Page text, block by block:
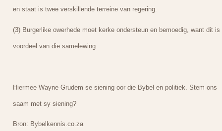
en staat is twee verskillende terreine van regering.
(3) Burgerlike owerhede moet kerke ondersteun en bemoedig, want dit is
voordeel van die samelewing.
Hiermee Wayne Grudem se siening oor die Bybel en politiek. Stem ons
saam met sy siening?
Bron: Bybelkennis.co.za